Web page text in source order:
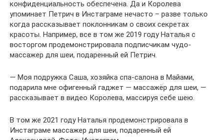
конфиденциальность обеспечена. Да и Королева
упоминает Петрич в Инстаграме нечасто – разве только
когда рассказывает поклонникам о своих секретах
красоты. Например, все в том же 2019 году Наталья с
восторгом продемонстрировала подписчикам чудо-
массажер для шеи, подаренный ей Петрич.
— Моя подружка Саша, хозяйка спа-салона в Майами,
подарила мне офигенный гаджет — массажёр для шеи, —
рассказывает в видео Королева, массируя себе шею.
В том же 2021 году Наталья продемонстрировала в
Инстаграме массажер для шеи, подаренный ей